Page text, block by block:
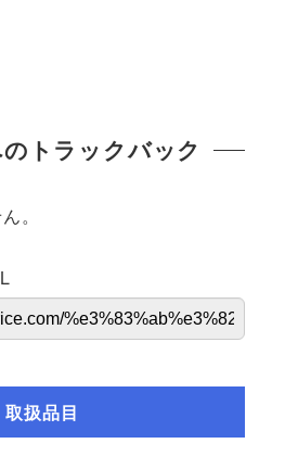
トラックバック
。
取扱品目